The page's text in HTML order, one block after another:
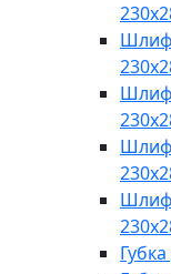
Шлиф
Шлиф